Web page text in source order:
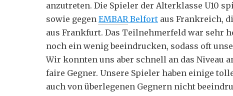
anzutreten. Die Spieler der Alterklasse U10
sowie gegen EMBARBelfort aus Frankreich,
aus Frankfurt. Das Teilnehmerfeld war sehr
noch ein wenig beeindrucken, sodass oft
Wir konnten uns aber schnell an das Niveau
faire Gegner. Unsere Spieler haben einige
auch von überlegenen Gegnern nicht